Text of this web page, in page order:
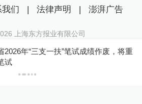
年“三支一扶”笔试成绩作废，将重新
们 | 法律声明 | 澎湃广告
上海东方报业有限公司
| 沪ICP备14003370号
服务许可证：31120170006
安备 31010602000299号